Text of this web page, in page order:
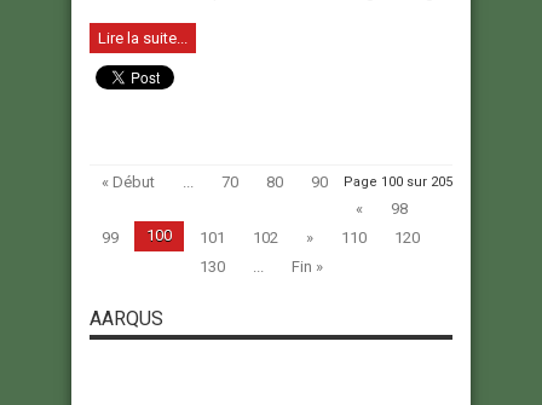
Lire la suite...
Page 100 sur 205
« Début ... 70 80
90
«
98
99
100 101 102 » 110
120
130
... Fin »
AARQUS